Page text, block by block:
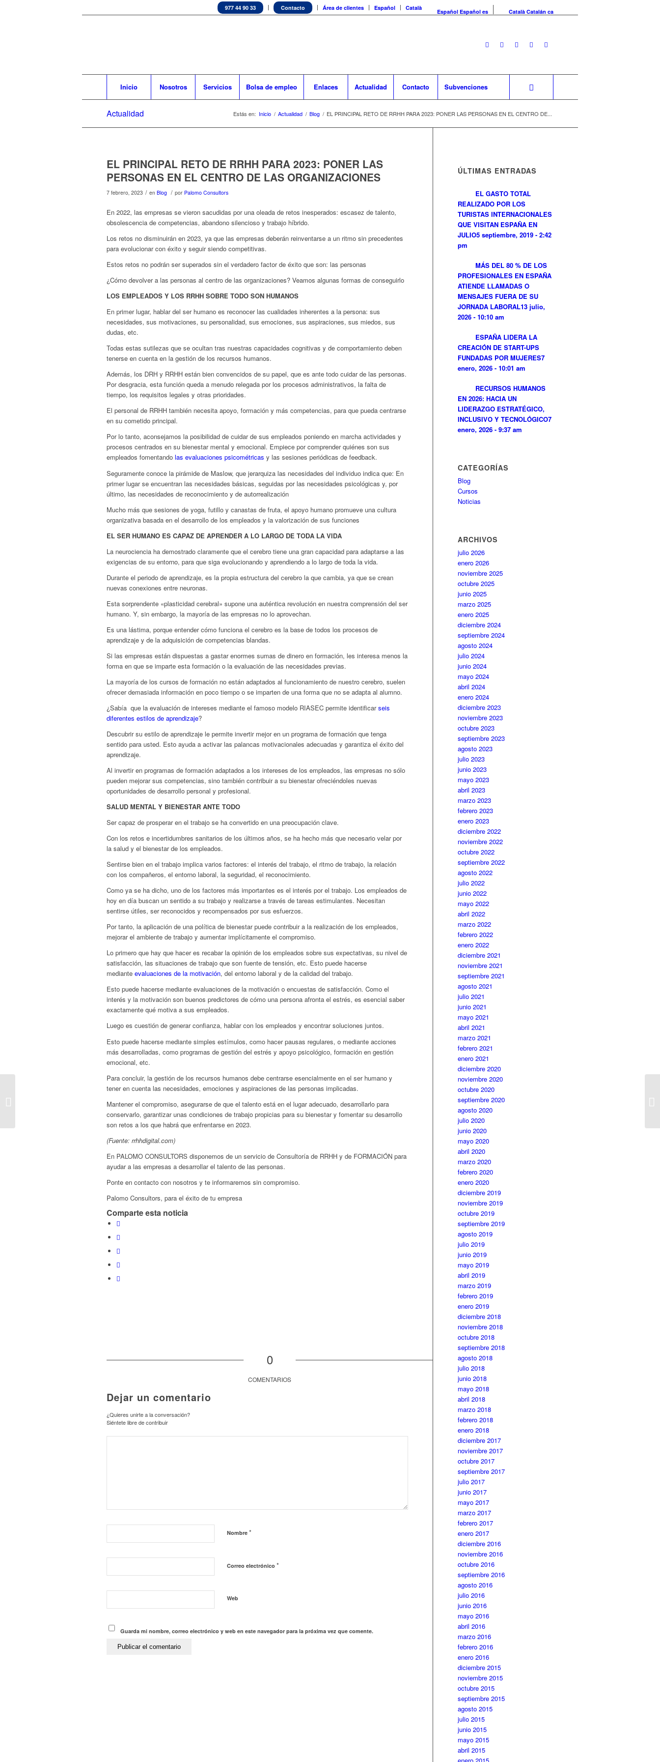
977 44 90 33 Contacto Área de clientes Español Català
Español Español es Català Catalán ca
Inicio Nosotros Servicios Bolsa de empleo Enlaces Actualidad Contacto Subvenciones
Actualidad Estás en: Inicio / Actualidad / Blog / EL PRINCIPAL RETO DE RRHH PARA 2023: PONER LAS PERSONAS EN EL CENTRO DE...
EL PRINCIPAL RETO DE RRHH PARA 2023: PONER LAS
PERSONAS EN EL CENTRO DE LAS ORGANIZACIONES
7 febrero, 2023 / en Blog / por Palomo Consultors
En 2022, las empresas se vieron sacudidas por una oleada de retos inesperados: escasez de talento,
obsolescencia de competencias, abandono silencioso y trabajo híbrido.
Los retos no disminuirán en 2023, ya que las empresas deberán reinventarse a un ritmo sin precedentes
para evolucionar con éxito y seguir siendo competitivas.
Estos retos no podrán ser superados sin el verdadero factor de éxito que son: las personas
¿Cómo devolver a las personas al centro de las organizaciones? Veamos algunas formas de conseguirlo
LOS EMPLEADOS Y LOS RRHH SOBRE TODO SON HUMANOS
En primer lugar, hablar del ser humano es reconocer las cualidades inherentes a la persona: sus
necesidades, sus motivaciones, su personalidad, sus emociones, sus aspiraciones, sus miedos, sus
dudas, etc.
Todas estas sutilezas que se ocultan tras nuestras capacidades cognitivas y de comportamiento deben
tenerse en cuenta en la gestión de los recursos humanos.
Además, los DRH y RRHH están bien convencidos de su papel, que es ante todo cuidar de las personas.
Por desgracia, esta función queda a menudo relegada por los procesos administrativos, la falta de
tiempo, los requisitos legales y otras prioridades.
El personal de RRHH también necesita apoyo, formación y más competencias, para que pueda centrarse
en su cometido principal.
Por lo tanto, aconsejamos la posibilidad de cuidar de sus empleados poniendo en marcha actividades y
procesos centrados en su bienestar mental y emocional. Empiece por comprender quiénes son sus
empleados fomentando las evaluaciones psicométricas y las sesiones periódicas de feedback.
Seguramente conoce la pirámide de Maslow, que jerarquiza las necesidades del individuo indica que: En
primer lugar se encuentran las necesidades básicas, seguidas por las necesidades psicológicas y, por
último, las necesidades de reconocimiento y de autorrealización
Mucho más que sesiones de yoga, futillo y canastas de fruta, el apoyo humano promueve una cultura
organizativa basada en el desarrollo de los empleados y la valorización de sus funciones
EL SER HUMANO ES CAPAZ DE APRENDER A LO LARGO DE TODA LA VIDA
La neurociencia ha demostrado claramente que el cerebro tiene una gran capacidad para adaptarse a las
exigencias de su entorno, para que siga evolucionando y aprendiendo a lo largo de toda la vida.
Durante el periodo de aprendizaje, es la propia estructura del cerebro la que cambia, ya que se crean
nuevas conexiones entre neuronas.
Esta sorprendente «plasticidad cerebral» supone una auténtica revolución en nuestra comprensión del ser
humano. Y, sin embargo, la mayoría de las empresas no lo aprovechan.
Es una lástima, porque entender cómo funciona el cerebro es la base de todos los procesos de
aprendizaje y de la adquisición de competencias blandas.
Si las empresas están dispuestas a gastar enormes sumas de dinero en formación, les interesa menos la
forma en que se imparte esta formación o la evaluación de las necesidades previas.
La mayoría de los cursos de formación no están adaptados al funcionamiento de nuestro cerebro, suelen
ofrecer demasiada información en poco tiempo o se imparten de una forma que no se adapta al alumno.
¿Sabía que la evaluación de intereses mediante el famoso modelo RIASEC permite identificarseis
diferentes estilos de aprendizaje?
Descubrir su estilo de aprendizaje le permite invertir mejor en un programa de formación que tenga
sentido para usted. Esto ayuda a activar las palancas motivacionales adecuadas y garantiza el éxito del
aprendizaje.
Al invertir en programas de formación adaptados a los intereses de los empleados, las empresas no sólo
pueden mejorar sus competencias, sino también contribuir a su bienestar ofreciéndoles nuevas
oportunidades de desarrollo personal y profesional.
SALUD MENTAL Y BIENESTAR ANTE TODO
Ser capaz de prosperar en el trabajo se ha convertido en una preocupación clave.
Con los retos e incertidumbres sanitarios de los últimos años, se ha hecho más que necesario velar por
la salud y el bienestar de los empleados.
Sentirse bien en el trabajo implica varios factores: el interés del trabajo, el ritmo de trabajo, la relación
con los compañeros, el entorno laboral, la seguridad, el reconocimiento.
Como ya se ha dicho, uno de los factores más importantes es el interés por el trabajo. Los empleados de
hoy en día buscan un sentido a su trabajo y realizarse a través de tareas estimulantes. Necesitan
sentirse útiles, ser reconocidos y recompensados por sus esfuerzos.
Por tanto, la aplicación de una política de bienestar puede contribuir a la realización de los empleados,
mejorar el ambiente de trabajo y aumentar implícitamente el compromiso.
Lo primero que hay que hacer es recabar la opinión de los empleados sobre sus expectativas, su nivel de
satisfacción, las situaciones de trabajo que son fuente de tensión, etc. Esto puede hacerse
mediante evaluaciones de la motivación, del entorno laboral y de la calidad del trabajo.
Esto puede hacerse mediante evaluaciones de la motivación o encuestas de satisfacción. Como el
interés y la motivación son buenos predictores de cómo una persona afronta el estrés, es esencial saber
exactamente qué motiva a sus empleados.
Luego es cuestión de generar confianza, hablar con los empleados y encontrar soluciones juntos.
Esto puede hacerse mediante simples estímulos, como hacer pausas regulares, o mediante acciones
más desarrolladas, como programas de gestión del estrés y apoyo psicológico, formación en gestión
emocional, etc.
Para concluir, la gestión de los recursos humanos debe centrarse esencialmente en el ser humano y
tener en cuenta las necesidades, emociones y aspiraciones de las personas implicadas.
Mantener el compromiso, asegurarse de que el talento está en el lugar adecuado, desarrollarlo para
conservarlo, garantizar unas condiciones de trabajo propicias para su bienestar y fomentar su desarrollo
son retos a los que habrá que enfrentarse en 2023.
(Fuente: rrhhdigital.com)
En PALOMO CONSULTORS disponemos de un servicio de Consultoría de RRHH y de FORMACIÓN para
ayudar a las empresas a desarrollar el talento de las personas.
Ponte en contacto con nosotros y te informaremos sin compromiso.
Palomo Consultors, para el éxito de tu empresa
Comparte esta noticia
0
COMENTARIOS
Dejar un comentario
¿Quieres unirte a la conversación?
Siéntete libre de contribuir
Nombre *
Correo electrónico *
Web
Guarda mi nombre, correo electrónico y web en este navegador para la próxima vez que comente.
ÚLTIMAS ENTRADAS
EL GASTO TOTAL
REALIZADO POR LOS
TURISTAS INTERNACIONALES
QUE VISITAN ESPAÑA EN
JULIO5 septiembre, 2019 - 2:42
pm
MÁS DEL 80 % DE LOS
PROFESIONALES EN ESPAÑA
ATIENDE LLAMADAS O
MENSAJES FUERA DE SU
JORNADA LABORAL13 julio,
2026 - 10:10 am
ESPAÑA LIDERA LA
CREACIÓN DE START-UPS
FUNDADAS POR MUJERES7
enero, 2026 - 10:01 am
RECURSOS HUMANOS
EN 2026: HACIA UN
LIDERAZGO ESTRATÉGICO,
INCLUSIVO Y TECNOLÓGICO7
enero, 2026 - 9:37 am
CATEGORÍAS
Blog
Cursos
Noticias
ARCHIVOS
julio 2026
enero 2026
noviembre 2025
octubre 2025
junio 2025
marzo 2025
enero 2025
diciembre 2024
septiembre 2024
agosto 2024
julio 2024
junio 2024
mayo 2024
abril 2024
enero 2024
diciembre 2023
noviembre 2023
octubre 2023
septiembre 2023
agosto 2023
julio 2023
junio 2023
mayo 2023
abril 2023
marzo 2023
febrero 2023
enero 2023
diciembre 2022
noviembre 2022
octubre 2022
septiembre 2022
agosto 2022
julio 2022
junio 2022
mayo 2022
abril 2022
marzo 2022
febrero 2022
enero 2022
diciembre 2021
noviembre 2021
septiembre 2021
agosto 2021
julio 2021
junio 2021
mayo 2021
abril 2021
marzo 2021
febrero 2021
enero 2021
diciembre 2020
noviembre 2020
octubre 2020
septiembre 2020
agosto 2020
julio 2020
junio 2020
mayo 2020
abril 2020
marzo 2020
febrero 2020
enero 2020
diciembre 2019
noviembre 2019
octubre 2019
septiembre 2019
agosto 2019
julio 2019
junio 2019
mayo 2019
abril 2019
marzo 2019
febrero 2019
enero 2019
diciembre 2018
noviembre 2018
octubre 2018
septiembre 2018
agosto 2018
julio 2018
junio 2018
mayo 2018
abril 2018
marzo 2018
febrero 2018
enero 2018
diciembre 2017
noviembre 2017
octubre 2017
septiembre 2017
julio 2017
junio 2017
mayo 2017
marzo 2017
febrero 2017
enero 2017
diciembre 2016
noviembre 2016
octubre 2016
septiembre 2016
agosto 2016
julio 2016
junio 2016
mayo 2016
abril 2016
marzo 2016
febrero 2016
enero 2016
diciembre 2015
noviembre 2015
octubre 2015
septiembre 2015
agosto 2015
julio 2015
junio 2015
mayo 2015
abril 2015